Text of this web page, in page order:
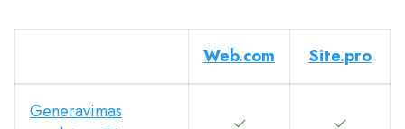
Web.com Site.pro
Generavimas